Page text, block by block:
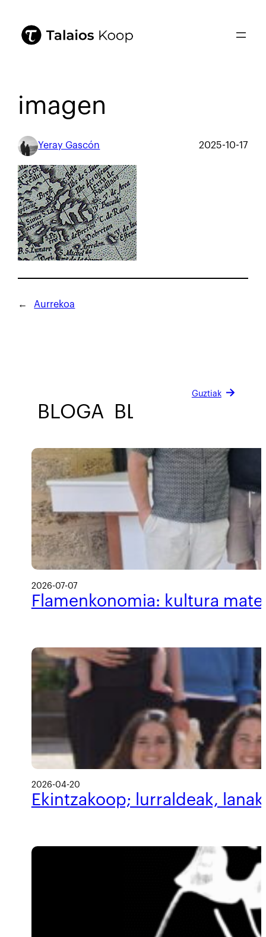
imagen
Yeray Gascón 2025-10-17
← Aurrekoa
BLOGA BLOGA
Guztiak
2026-07-07
Flamenkonomia: kultura
2026-04-20
Ekintzakoop; lurraldeak,